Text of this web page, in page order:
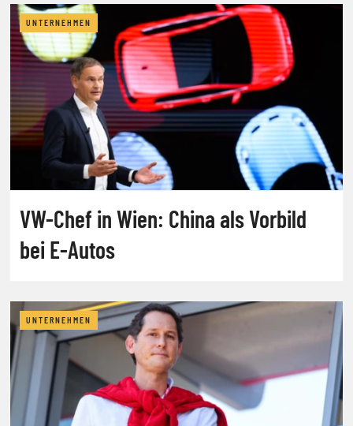
UNTERNEHMEN
VW-Chef in Wien: China als Vorbild
bei E-Autos
UNTERNEHMEN